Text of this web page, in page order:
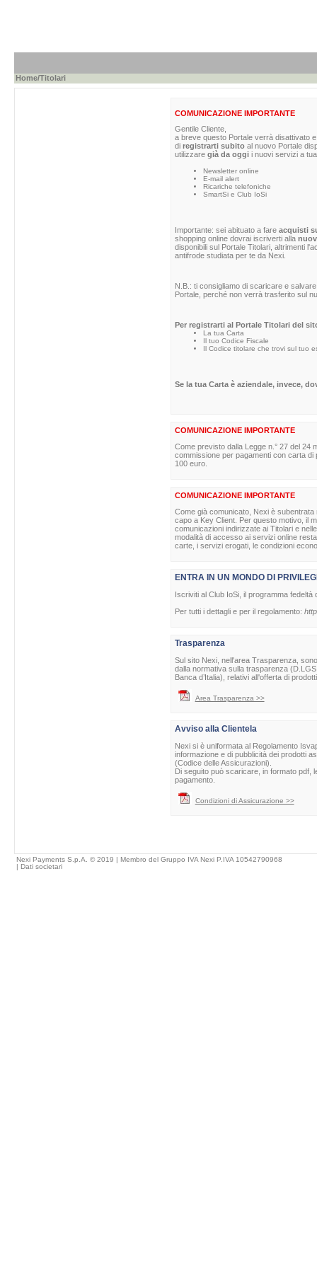
Home/Titolari
COMUNICAZIONE IMPORTANTE
Gentile Cliente,
a breve questo Portale verrà disattivato
diregistrarti subitoal nuovo Portale
utilizzare già da oggii nuovi servizi a
Newsletter online
E-mail alert
Ricariche telefoniche
SmartSi e Club IoSi
Importante: sei abituato a fare acquisti
shopping online dovrai iscriverti alla
disponibili sul Portale Titolari, altrimenti
antifrode studiata per te da Nexi.
N.B.: ti consigliamo di scaricare e
Portale, perché non verrà trasferito sul
Per registrarti al Portale Titolari del
La tua Carta
Il tuo Codice Fiscale
Il Codice titolare che trovi sul tuo
Se la tua Carta è aziendale, invece,
COMUNICAZIONE IMPORTANTE
Come previsto dalla Legge n.° 27 del 24
commissione per pagamenti con carta
100 euro.
COMUNICAZIONE IMPORTANTE
Come già comunicato, Nexi è
capo a Key Client. Per questo motivo, il
comunicazioni indirizzate ai Titolari e
modalità di accesso ai servizi online
carte, i servizi erogati, le condizioni
ENTRA IN UN MONDO DI
Iscriviti al Club IoSi, il programma
Per tutti i dettagli e per il regolamento:
Trasparenza
Sul sito Nexi, nell'area Trasparenza,
dalla normativa sulla trasparenza
Banca d’Italia), relativi all'offerta di
Area Trasparenza >>
Avviso alla Clientela
Nexi si è uniformata al Regolamento
informazione e di pubblicità dei prodotti
(Codice delle Assicurazioni).
Di seguito può scaricare, in formato pdf,
pagamento.
Condizioni di Assicurazione >>
Nexi Payments S.p.A. © 2019 | Membro del Gruppo IVA Nexi P.IVA 10542790968
| Dati societari